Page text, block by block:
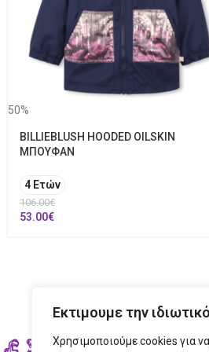
Εκτιμουμε την
Χρησιμοποιούμε cookies για
50%
BILLIEBLUSH HOODED OILSKIN
ΜΠΟΥΦΑΝ
4 Ετών
106.00€
53.00€